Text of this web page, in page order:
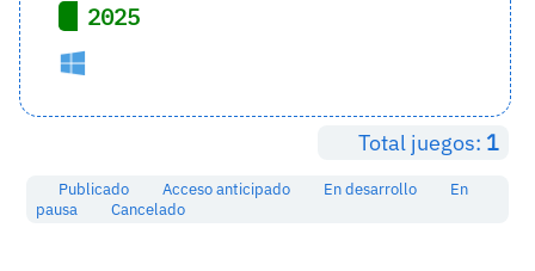
2025
Total juegos: 1
Publicado Acceso anticipado En desarrollo
En
pausa
Cancelado